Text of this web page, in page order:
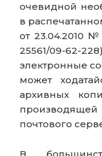
очевидной
в
от 23.04.2010
25561/09-62-
электронные
может
архивных
почтового